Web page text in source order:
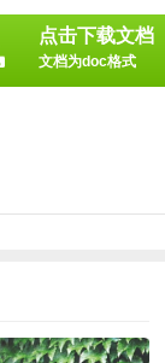
点击下载文档
文档为doc格式